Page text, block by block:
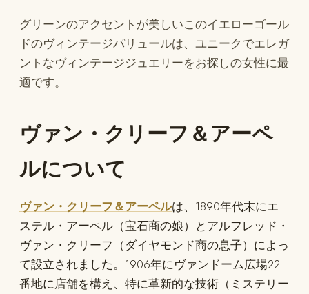
グリーンのアクセントが美しいこのイエローゴール
ドのヴィンテージパリュールは、ユニークでエレガ
ントなヴィンテージジュエリーをお探しの女性に最
適です。
ヴァン・クリーフ＆アーペ
ルについて
ヴァン・クリーフ＆アーペルは、1890年代末にエ
ステル・アーペル（宝石商の娘）とアルフレッド・
ヴァン・クリーフ（ダイヤモンド商の息子）によっ
て設立されました。1906年にヴァンドーム広場22
番地に店舗を構え、特に革新的な技術（ミステリー